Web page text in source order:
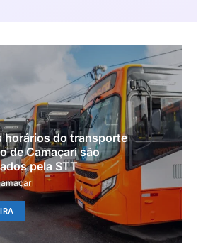
horários do transporte
de Camaçari são
pela STT